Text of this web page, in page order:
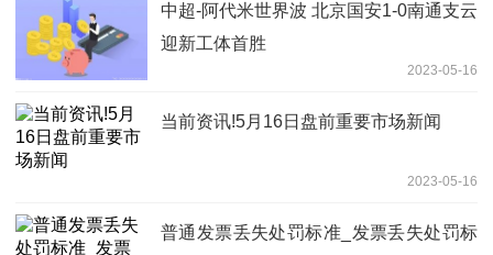
中超-阿代米世界波 北京国安1-0南通支云
迎新工体首胜
2023-05-16
当前资讯!5月16日盘前重要市场新闻
2023-05-16
普通发票丢失处罚标准_发票丢失处罚标